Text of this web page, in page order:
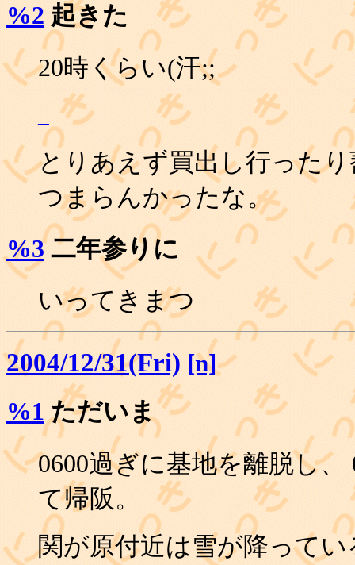
%2 起きた
20時くらい(汗;;
とりあえず買出し行った
つまらんかったな。
%3二年参りに
いってきまつ
2004/12/31(Fri) [n]
%1ただいま
0600過ぎに基地を離脱し
て帰阪。
関が原付近は雪が降って